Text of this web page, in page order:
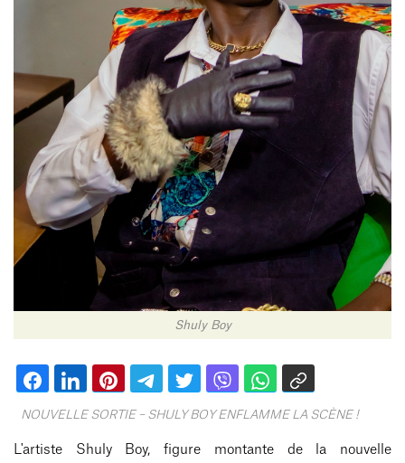
Shuly Boy
NOUVELLE SORTIE – SHULY BOY ENFLAMME LA SCÈNE !
L'artiste Shuly Boy, figure montante de la nouvelle